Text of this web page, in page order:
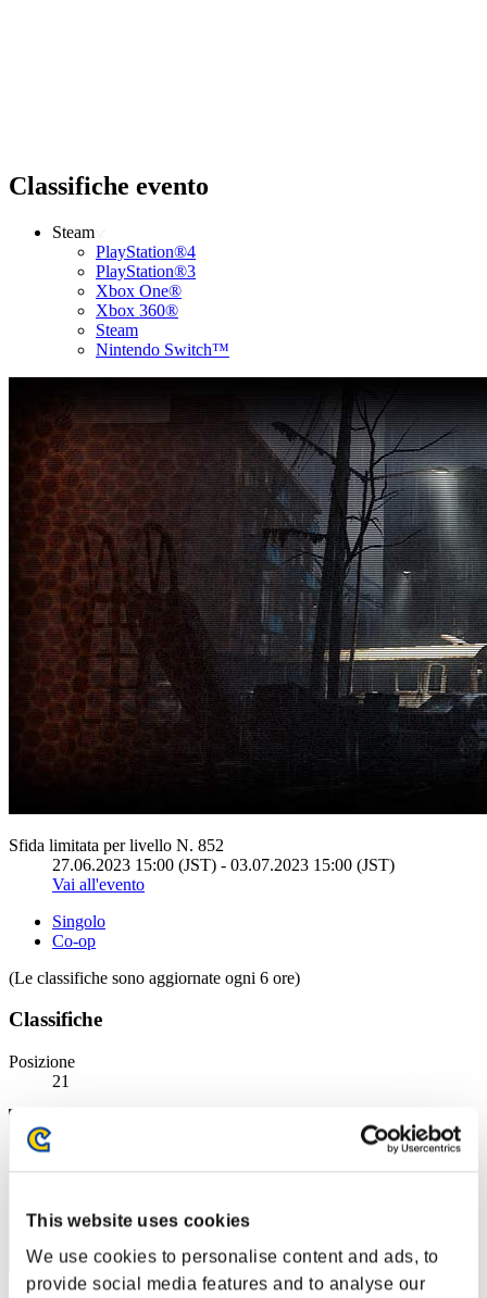
This website uses cookies
We use cookies to personalise content and ads, to
provide social media features and to analyse our
Classifiche evento
Steam
PlayStation®4
PlayStation®3
Xbox One®
Xbox 360®
Steam
Nintendo Switch™
Sfida limitata per livello N. 852
27.06.2023 15:00 (JST) - 03.07.2023 15:00 (JST)
Vai all'evento
Singolo
Co-op
(Le classifiche sono aggiornate ogni 6 ore)
Classifiche
Posizione
21